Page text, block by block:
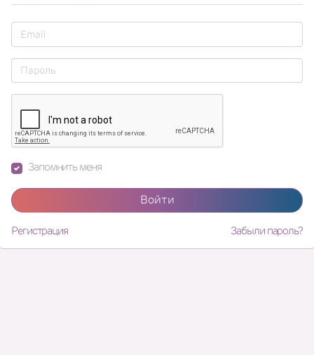
Запомнить меня
Войти
Регистрация Забыли пароль?